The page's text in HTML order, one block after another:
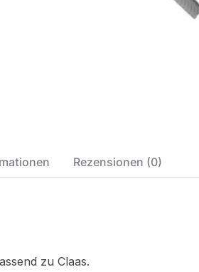
Rezensionen (0)
zu Claas.